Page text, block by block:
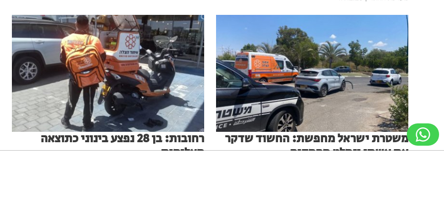
משטרת ישראל מחפשת: החשוד שדקר
את אשתו ונמלט מהמקום
רחובות: בן 28 נפצע בינוני כתוצאה
מאלימות